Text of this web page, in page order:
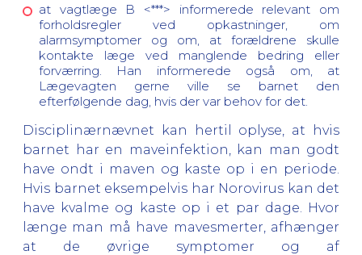
at vagtlæge B <***> informerede relevant om
forholdsregler ved opkastninger, om
alarmsymptomer og om, at forældrene skulle
kontakte læge ved manglende bedring eller
forværring. Han informerede også om, at
Lægevagten gerne ville se barnet den
efterfølgende dag, hvis der var behov for det.
Disciplinærnævnet kan hertil oplyse, at hvis
barnet har en maveinfektion, kan man godt
have ondt i maven og kaste op i en periode.
Hvis barnet eksempelvis har Norovirus kan det
have kvalme og kaste op i et par dage. Hvor
længe man må have mavesmerter, afhænger
at de øvrige symptomer og af